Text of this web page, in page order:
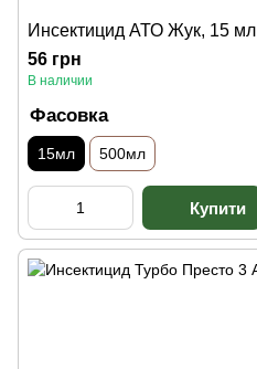
Инсектицид АТО Жук, 15 мл
56 грн
В наличии
Фасовка
15мл 500мл